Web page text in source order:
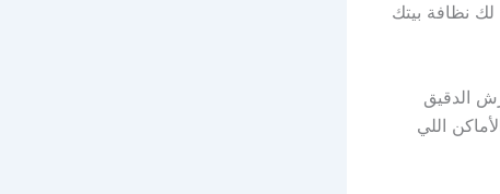
نظافة بيتك
الدقيق
اللي